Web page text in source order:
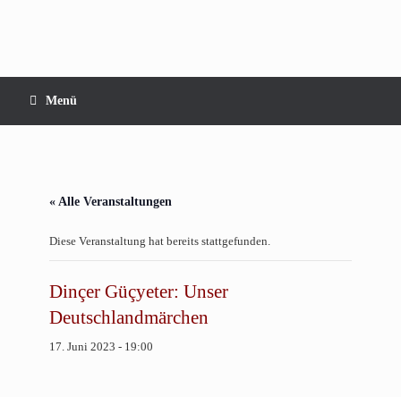
Menü
« Alle Veranstaltungen
Diese Veranstaltung hat bereits stattgefunden.
Dinçer Güçyeter: Unser
Deutschlandmärchen
17. Juni 2023 - 19:00